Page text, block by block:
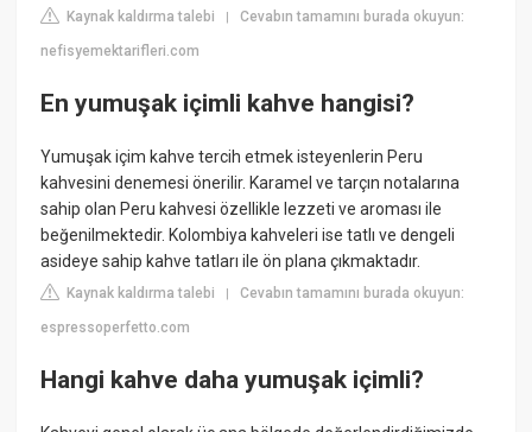
Kaynak kaldırma talebi |Cevabın tamamını burada okuyun:
nefisyemektarifleri.com
En yumuşak içimli kahve hangisi?
Yumuşak içim kahve tercih etmek isteyenlerin Peru
kahvesini denemesi önerilir. Karamel ve tarçın notalarına
sahip olan Peru kahvesi özellikle lezzeti ve aroması ile
beğenilmektedir. Kolombiya kahveleri ise tatlı ve dengeli
asideye sahip kahve tatları ile ön plana çıkmaktadır.
Kaynak kaldırma talebi |Cevabın tamamını burada okuyun:
espressoperfetto.com
Hangi kahve daha yumuşak içimli?